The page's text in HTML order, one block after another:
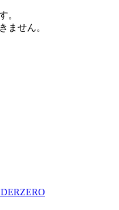
。
ません。